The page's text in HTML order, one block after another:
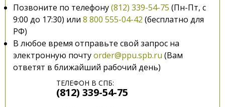
Позвоните по телефону(812) 339-54-75 (Пн-Пт, с
9:00 до 17:30) или 8 800 555-04-42 (бесплатно для
РФ)
В любое время отправьте свой запрос на
электронную почтуorder@ppu.spb.ru (Вам
ответят в ближайший рабочий день)
ТЕЛЕФОН В СПБ:
(812) 339-54-75